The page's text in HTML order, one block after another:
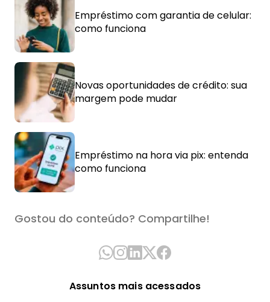
Empréstimo com garantia de celular:
como funciona
Novas oportunidades de crédito: sua
margem pode mudar
Empréstimo na hora via pix: entenda
como funciona
Gostou do conteúdo? Compartilhe!
Assuntos mais acessados